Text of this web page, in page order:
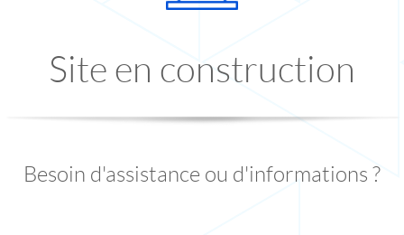
Site en construction
Besoin d'assistance ou d'informations ?